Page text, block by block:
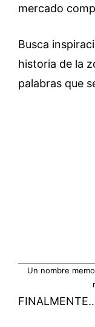
mercado
Busca
historia de la
palabras que
Un nombre